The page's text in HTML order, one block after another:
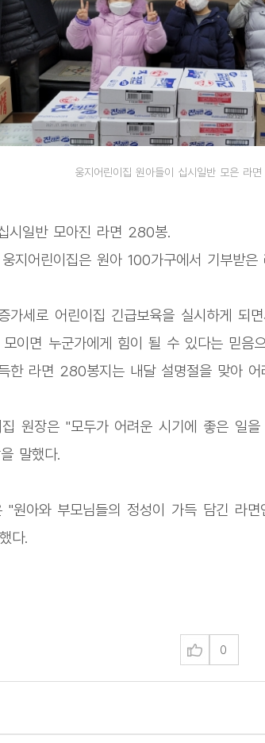
웅지어린이집 원아들이 십시일반 모은 라
시일반 모아진 라면 280봉.
지어린이집은 원아 100가구에서 기부받은
가세로 어린이집 긴급보육을 실시하게 되
이면 누군가에게 힘이 될 수 있다는 믿음
한 라면 280봉지는 내달 설명절을 맞아 어
집 원장은 "모두가 어려운 시기에 좋은 일
말했다.
"원아와 부모님들의 정성이 가득 담긴 라
다.
0